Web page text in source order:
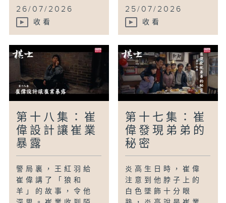
26/07/2026
收看
25/07/2026
收看
第十八集：崔
偉設計讓崔業
暴露
警局裏，王紅羽給
崔偉講了「狼和
羊」的故事，令他
第十七集：崔
偉發現弟弟的
秘密
炎高生日時，崔偉
注意到他脖子上的
白色墜飾十分眼